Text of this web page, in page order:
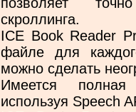
скроллинга.
ICE Book Reader
файле для
можно сделать
Имеется
используя Speech